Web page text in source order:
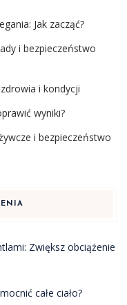
Jak zacząć?
i bezpieczeństwo
i kondycji
wyniki?
i bezpieczeństwo
Zwiększ obciążenie
całe ciało?